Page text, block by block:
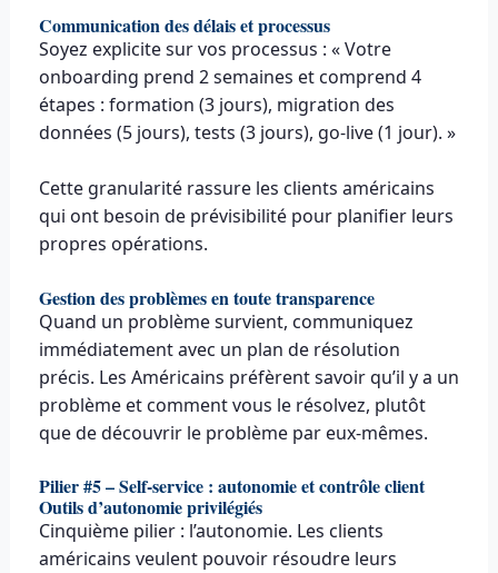
Communication des délais et processus
Soyez explicite sur vos processus : « Votre
onboarding prend 2 semaines et comprend 4
étapes : formation (3 jours), migration des
données (5 jours), tests (3 jours), go-live (1 jour). »
Cette granularité rassure les clients américains
qui ont besoin de prévisibilité pour planifier leurs
propres opérations.
Gestion des problèmes en toute transparence
Quand un problème survient, communiquez
immédiatement avec un plan de résolution
précis. Les Américains préfèrent savoir qu’il y a un
problème et comment vous le résolvez, plutôt
que de découvrir le problème par eux-mêmes.
Pilier #5 – Self-service : autonomie et contrôle client
Outils d’autonomie privilégiés
Cinquième pilier : l’autonomie. Les clients
américains veulent pouvoir résoudre leurs